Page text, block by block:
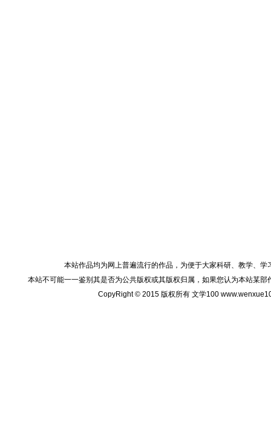
本站作品均为网上普遍流行的作品，为便于大家科研、教学、
本站不可能一一鉴别其是否为公共版权或其版权归属，如果您认为本站某
CopyRight © 2015 版权所有 文学100